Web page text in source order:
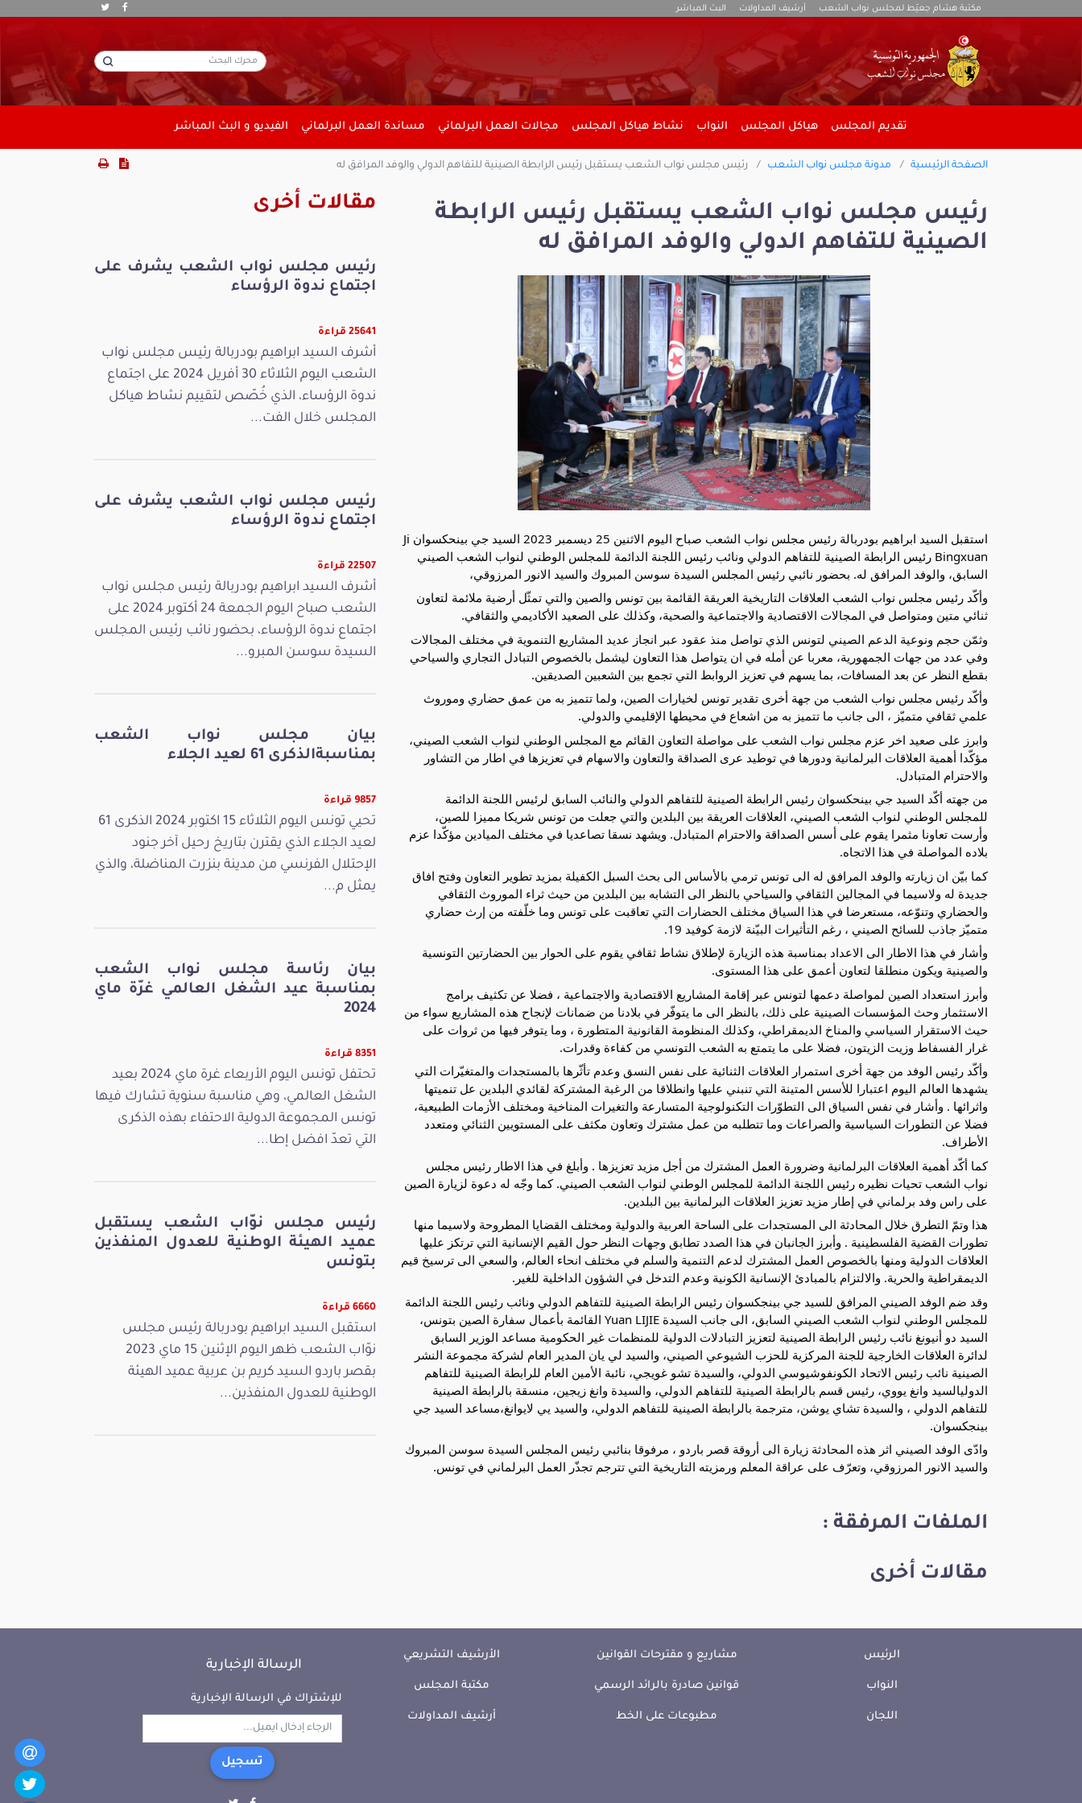
مكتبة هشام جعيّط لمجلس نواب الشعب أرشيف المداولات البث المباشر
تقديم المجلس هياكل المجلس النواب نشاط هياكل المجلس مجالات العمل البرلماني مساندة العمل البرلماني الفيديو و البث المباشر
الصفحة الرئيسية مدونة مجلس نواب الشعب رئيس مجلس نواب الشعب يستقبل رئيس الرابطة الصينية للتفاهم الدولي والوفد المرافق له
رئيس مجلس نواب الشعب يستقبل رئيس الرابطة
الصينية للتفاهم الدولي والوفد المرافق له
استقبل السيد ابراهيم بودربالة رئيس مجلس نواب الشعب صباح اليوم الاثنين 25 ديسمبر 2023 السيد جي بينحكسوان Ji
Bingxuan رئيس الرابطة الصينية للتفاهم الدولي ونائب رئيس اللجنة الدائمة للمجلس الوطني لنواب الشعب الصيني
السابق، والوفد المرافق له. بحضور نائبي رئيس المجلس السيدة سوسن المبروك والسيد الانور المرزوقي،
وأكّد رئيس مجلس نواب الشعب العلاقات التاريخية العريقة القائمة بين تونس والصين والتي تمثّل أرضية ملائمة لتعاون
ثنائي متين ومتواصل في المجالات الاقتصادية والاجتماعية والصحية، وكذلك على الصعيد الأكاديمي والثقافي.
وثمّن حجم ونوعية الدعم الصيني لتونس الذي تواصل منذ عقود عبر انجاز عديد المشاريع التنموية في مختلف المجالات
وفي عدد من جهات الجمهورية، معربا عن أمله في ان يتواصل هذا التعاون ليشمل بالخصوص التبادل التجاري والسياحي
بقطع النظر عن بعد المسافات، بما يسهم في تعزيز الروابط التي تجمع بين الشعبين الصديقين.
وأكّد رئيس مجلس نواب الشعب من جهة أخرى تقدير تونس لخيارات الصين، ولما تتميز به من عمق حضاري وموروث
علمي ثقافي متميّز ، الى جانب ما تتميز به من اشعاع في محيطها الإقليمي والدولي.
وابرز على صعيد اخر عزم مجلس نواب الشعب على مواصلة التعاون القائم مع المجلس الوطني لنواب الشعب الصيني،
مؤكّدا أهمية العلاقات البرلمانية ودورها في توطيد عرى الصداقة والتعاون والاسهام في تعزيزها في اطار من التشاور
والاحترام المتبادل.
من جهته أكّد السيد جي بينحكسوان رئيس الرابطة الصينية للتفاهم الدولي والنائب السابق لرئيس اللجنة الدائمة
للمجلس الوطني لنواب الشعب الصيني، العلاقات العريقة بين البلدين والتي جعلت من تونس شريكا مميزا للصين،
وأرست تعاونا مثمرا يقوم على أسس الصداقة والاحترام المتبادل. ويشهد نسقا تصاعديا في مختلف الميادين مؤكّدا عزم
بلاده المواصلة في هذا الاتجاه.
كما بيّن ان زيارته والوفد المرافق له الى تونس ترمي بالأساس الى بحث السبل الكفيلة بمزيد تطوير التعاون وفتح افاق
جديدة له ولاسيما في المجالين الثقافي والسياحي بالنظر الى التشابه بين البلدين من حيث ثراء الموروث الثقافي
والحضاري وتنوّعه، مستعرضا في هذا السياق مختلف الحضارات التي تعاقبت على تونس وما خلّفته من إرث حضاري
متميّز جاذب للسائح الصيني ، رغم التأثيرات البيّنة لازمة كوفيد 19.
وأشار في هذا الاطار الى الاعداد بمناسبة هذه الزيارة لإطلاق نشاط ثقافي يقوم على الحوار بين الحضارتين التونسية
والصينية ويكون منطلقا لتعاون أعمق على هذا المستوى.
وأبرز استعداد الصين لمواصلة دعمها لتونس عبر إقامة المشاريع الاقتصادية والاجتماعية ، فضلا عن تكثيف برامج
الاستثمار وحث المؤسسات الصينية على ذلك، بالنظر الى ما يتوفّر في بلادنا من ضمانات لإنجاح هذه المشاريع سواء من
حيث الاستقرار السياسي والمناخ الديمقراطي، وكذلك المنظومة القانونية المتطورة ، وما يتوفر فيها من ثروات على
غرار الفسفاط وزيت الزيتون، فضلا على ما يتمتع به الشعب التونسي من كفاءة وقدرات.
وأكّد رئيس الوفد من جهة أخرى استمرار العلاقات الثنائية على نفس النسق وعدم تأثّرها بالمستجدات والمتغيّرات التي
يشهدها العالم اليوم اعتبارا للأسس المتينة التي تنبني عليها وانطلاقا من الرغبة المشتركة لقائدي البلدين عل تنميتها
واثرائها . وأشار في نفس السياق الى التطوّرات التكنولوجية المتسارعة والتغيرات المناخية ومختلف الأزمات الطبيعية،
فضلا عن التطورات السياسية والصراعات وما تتطلبه من عمل مشترك وتعاون مكثف على المستويين الثنائي ومتعدد
الأطراف.
كما أكّد أهمية العلاقات البرلمانية وضرورة العمل المشترك من أجل مزيد تعزيزها . وأبلغ في هذا الاطار رئيس مجلس
نواب الشعب تحيات نظيره رئيس اللجنة الدائمة للمجلس الوطني لنواب الشعب الصيني. كما وجّه له دعوة لزيارة الصين
على راس وفد برلماني في إطار مزيد تعزيز العلاقات البرلمانية بين البلدين.
هذا وتمّ التطرق خلال المحادثة الى المستجدات على الساحة العربية والدولية ومختلف القضايا المطروحة ولاسيما منها
تطورات القضية الفلسطينية . وأبرز الجانبان في هذا الصدد تطابق وجهات النظر حول القيم الإنسانية التي ترتكز عليها
العلاقات الدولية ومنها بالخصوص العمل المشترك لدعم التنمية والسلم في مختلف انحاء العالم، والسعي الى ترسيخ قيم
الديمقراطية والحرية. والالتزام بالمبادئ الإنسانية الكونية وعدم التدخل في الشؤون الداخلية للغير.
وقد ضم الوفد الصيني المرافق للسيد جي بينجكسوان رئيس الرابطة الصينية للتفاهم الدولي ونائب رئيس اللجنة الدائمة
للمجلس الوطني لنواب الشعب الصيني السابق، الى جانب السيدة Yuan LIJIE القائمة بأعمال سفارة الصين بتونس،
السيد دو أنيونغ نائب رئيس الرابطة الصينية لتعزيز التبادلات الدولية للمنظمات غير الحكومية مساعد الوزير السابق
لدائرة العلاقات الخارجية للجنة المركزية للحزب الشيوعي الصيني، والسيد لي يان المدير العام لشركة مجموعة النشر
الصينية نائب رئيس الاتحاد الكونفوشيوسي الدولي، والسيدة تشو غويجي، نائبة الأمين العام للرابطة الصينية للتفاهم
الدوليالسيد وانغ يووي، رئيس قسم بالرابطة الصينية للتفاهم الدولي، والسيدة وانغ زيجين، منسقة بالرابطة الصينية
للتفاهم الدولي ، والسيدة تشاي يوشن، مترجمة بالرابطة الصينية للتفاهم الدولي، والسيد يي لايوانغ،مساعد السيد جي
بينجكسوان.
وادّى الوفد الصيني اثر هذه المحادثة زيارة الى أروقة قصر باردو ، مرفوقا بنائبي رئيس المجلس السيدة سوسن المبروك
والسيد الانور المرزوقي، وتعرّف على عراقة المعلم ورمزيته التاريخية التي تترجم تجذّر العمل البرلماني في تونس.
الملفات المرفقة :
مقالات أخرى
مقالات أخرى
رئيس مجلس نواب الشعب يشرف على
اجتماع ندوة الرؤساء
25641 قراءة
أشرف السيد ابراهيم بودربالة رئيس مجلس نواب
الشعب اليوم الثلاثاء 30 أفريل 2024 على اجتماع
ندوة الرؤساء، الذي خُصّص لتقييم نشاط هياكل
المجلس خلال الفت...
رئيس مجلس نواب الشعب يشرف على
اجتماع ندوة الرؤساء
22507 قراءة
أشرف السيد ابراهيم بودربالة رئيس مجلس نواب
الشعب صباح اليوم الجمعة 24 أكتوبر 2024 على
اجتماع ندوة الرؤساء، بحضور نائب رئيس المجلس
السيدة سوسن المبرو...
بيان مجلس نواب الشعب
بمناسبةالذكرى 61 لعيد الجلاء
9857 قراءة
تحيي تونس اليوم الثلاثاء 15 اكتوبر 2024 الذكرى 61
لعيد الجلاء الذي يقترن بتاريخ رحيل آخر جنود
الإحتلال الفرنسي من مدينة بنزرت المناضلة، والذي
يمثل م...
بيان رئاسة مجلس نواب الشعب
بمناسبة عيد الشغل العالمي غرّة ماي
2024
8351 قراءة
تحتفل تونس اليوم الأربعاء غرة ماي 2024 بعيد
الشغل العالمي، وهي مناسبة سنوية تشارك فيها
تونس المجموعة الدولية الاحتفاء بهذه الذكرى
التي تعدّ افضل إطا...
رئيس مجلس نوّاب الشعب يستقبل
عميد الهيئة الوطنية للعدول المنفذين
بتونس
6660 قراءة
استقبل السيد ابراهيم بودربالة رئيس مجلس
نوّاب الشعب ظهر اليوم الإثنين 15 ماي 2023
بقصر باردو السيد كريم بن عربية عميد الهيئة
الوطنية للعدول المنفذين...
الرئيس
النواب
اللجان
مشاريع و مقترحات القوانين
قوانين صادرة بالرائد الرسمي
مطبوعات على الخط
الأرشيف التشريعي
مكتبة المجلس
أرشيف المداولات
الرسالة الإخبارية
للإشتراك في الرسالة الإخبارية
تسجيل